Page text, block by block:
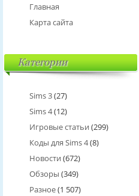
Главная
Карта сайта
Категории
Sims 3(27)
Sims 4(12)
Игровые статьи (299)
Коды для Sims 4(8)
Новости (672)
Обзоры (349)
Разное(1 507)